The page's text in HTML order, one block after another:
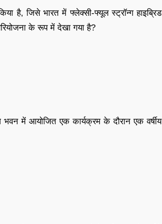
है, जिसे भारत में फ्लेक्सी-फ्यूल स्ट्रॉन्ग हाइब्रिड
के रूप में देखा गया है?
में आयोजित एक कार्यक्रम के दौरान एक वर्षीय